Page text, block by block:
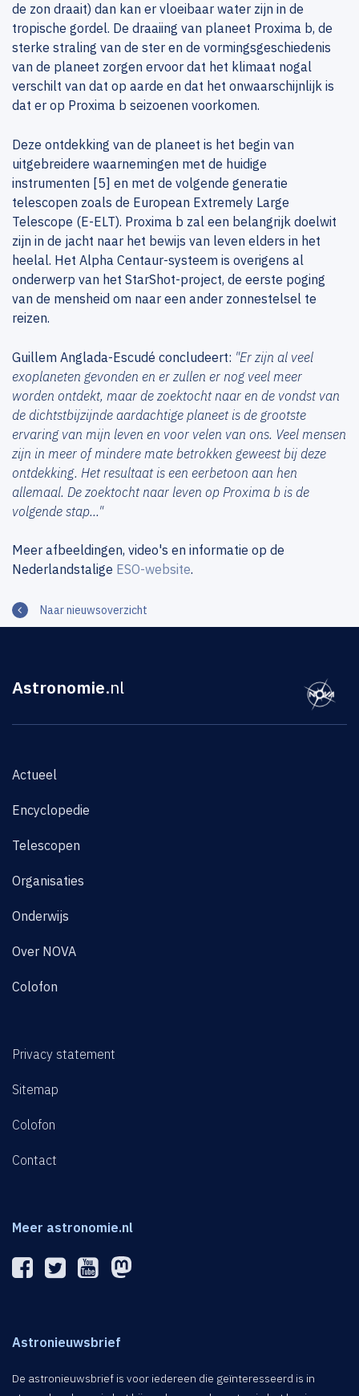
de zon draait) dan kan er vloeibaar water zijn in de
tropische gordel. De draaiing van planeet Proxima b, de
sterke straling van de ster en de vormingsgeschiedenis
van de planeet zorgen ervoor dat het klimaat nogal
verschilt van dat op aarde en dat het onwaarschijnlijk is
dat er op Proxima b seizoenen voorkomen.
Deze ontdekking van de planeet is het begin van
uitgebreidere waarnemingen met de huidige
instrumenten [5] en met de volgende generatie
telescopen zoals de European Extremely Large
Telescope (E-ELT). Proxima b zal een belangrijk doelwit
zijn in de jacht naar het bewijs van leven elders in het
heelal. Het Alpha Centaur-systeem is overigens al
onderwerp van het StarShot-project, de eerste poging
van de mensheid om naar een ander zonnestelsel te
reizen.
Guillem Anglada-Escudé concludeert: "Er zijn al veel
exoplaneten gevonden en er zullen er nog veel meer
worden ontdekt, maar de zoektocht naar en de vondst van
de dichtstbijzijnde aardachtige planeet is de grootste
ervaring van mijn leven en voor velen van ons. Veel mensen
zijn in meer of mindere mate betrokken geweest bij deze
ontdekking. Het resultaat is een eerbetoon aan hen
allemaal. De zoektocht naar leven op Proxima b is de
volgende stap..."
Meer afbeeldingen, video's en informatie op de
Nederlandstalige ESO-website.
Naar nieuwsoverzicht
Astronomie.nl
Actueel
Encyclopedie
Telescopen
Organisaties
Onderwijs
Over NOVA
Colofon
Privacy statement
Sitemap
Colofon
Contact
Meer astronomie.nl
Astronieuwsbrief
De astronieuwsbrief is voor iedereen die geïnteresseerd is in